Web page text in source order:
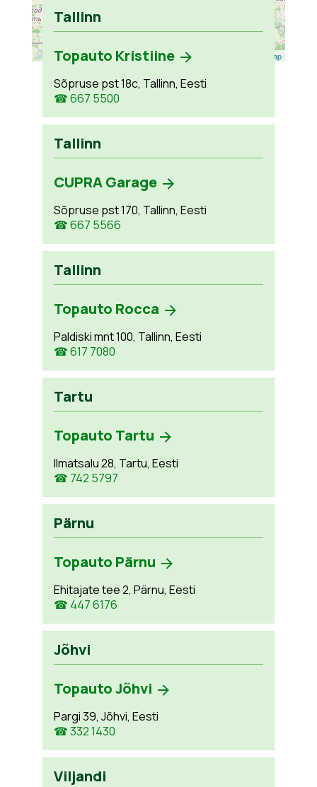
Leaflet OpenStreetMap
Tallinn
Topauto Kristiine
Sõpruse pst 18c, Tallinn, Eesti
☎ 667 5500
Tallinn
CUPRA Garage
Sõpruse pst 170, Tallinn, Eesti
☎ 667 5566
Tallinn
Topauto Rocca
Paldiski mnt 100, Tallinn, Eesti
☎ 617 7080
Tartu
Topauto Tartu
Ilmatsalu 28, Tartu, Eesti
☎ 742 5797
Pärnu
Topauto Pärnu
Ehitajate tee 2, Pärnu, Eesti
☎ 447 6176
Jõhvi
Topauto Jõhvi
Pargi 39, Jõhvi, Eesti
☎ 332 1430
Viljandi